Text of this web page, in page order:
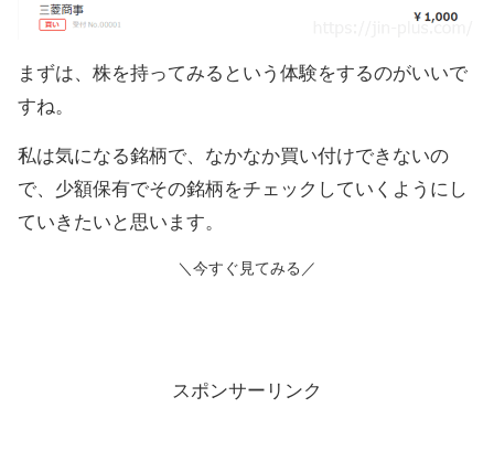
まずは、株を持ってみるという体験をするのがいいで
すね。
私は気になる銘柄で、なかなか買い付けできないの
で、少額保有でその銘柄をチェックしていくようにし
ていきたいと思います。
＼今すぐ見てみる／
スポンサーリンク